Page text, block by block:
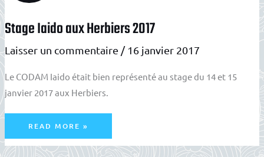
Stage Iaido aux Herbiers 2017
Laisser un commentaire /16 janvier 2017
Le CODAM Iaido était bien représenté au stage du 14 et 15
janvier 2017 aux Herbiers.
STAGE
IAIDO
AUX
HERBIERS
2017
READ MORE »